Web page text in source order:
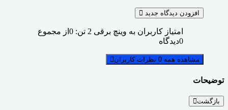
افزودن دیدگاه جدید
امتیاز کاربران به وینچ برقی 2 تن: 0 از مجموع
0دیدگاه
مشاهده همه 0 نظرات کاربران
توضیحات
بازگشت